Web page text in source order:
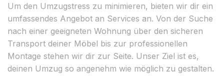
Um den Umzugstress zu minimieren, bieten wir dir ein
umfassendes Angebot an Services an. Von der Suche
nach einer geeigneten Wohnung über den sicheren
Transport deiner Möbel bis zur professionellen
Montage stehen wir dir zur Seite. Unser Ziel ist es,
deinen Umzug so angenehm wie möglich zu gestalten.